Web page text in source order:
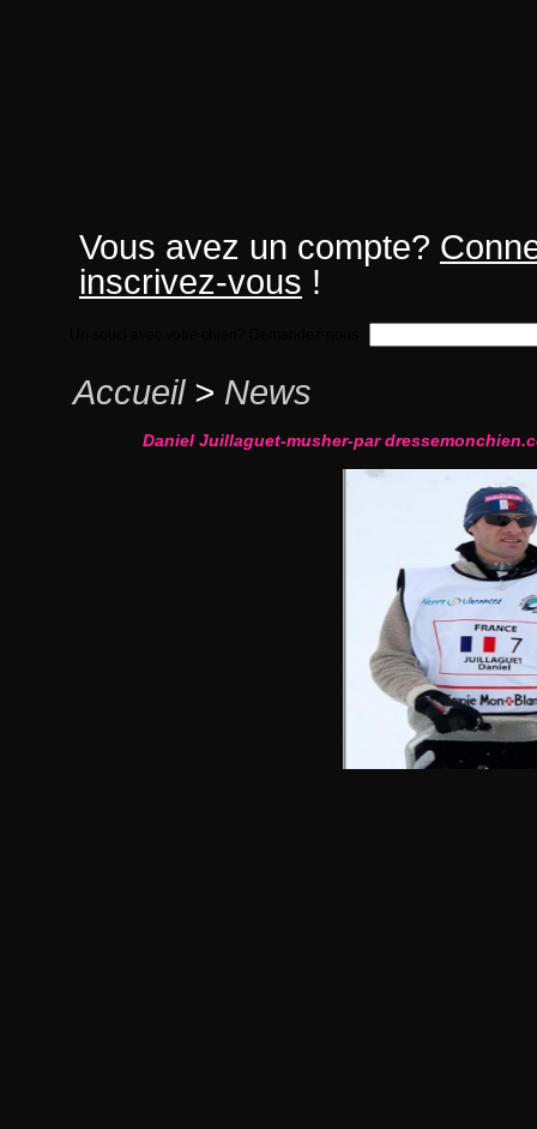
Vous avez un compte?
inscrivez-vous !
Accueil> News
Daniel Juillaguet-musher-par